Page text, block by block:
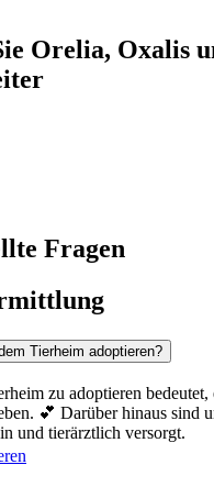
Orelia, Oxalis
Fragen
Tierheim adoptieren?
zu adoptieren bedeutet,
💕 Darüber hinaus sind
und tierärztlich versorgt.